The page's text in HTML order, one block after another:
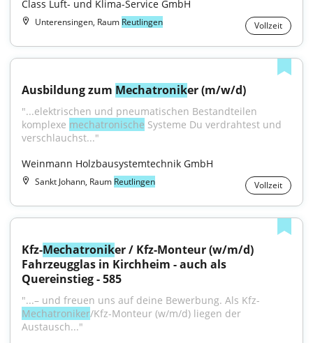
Class Luft- und Klima-Service GmbH
Unterensingen, Raum Reutlingen Vollzeit
Ausbildung zum Mechatroniker (m/w/d)
"...elektrischen und pneumatischen Bestandteilen
komplexe mechatronische Systeme Du verdrahtest und
verschlauchst..."
Weinmann Holzbausystemtechnik GmbH
Sankt Johann, Raum Reutlingen Vollzeit
Kfz-Mechatroniker / Kfz-Monteur (w/m/d)
Fahrzeugglas in Kirchheim - auch als
Quereinstieg - 585
"...– und freuen uns auf deine Bewerbung. Als Kfz-
Mechatroniker/Kfz-Monteur (w/m/d) liegen der
Austausch..."